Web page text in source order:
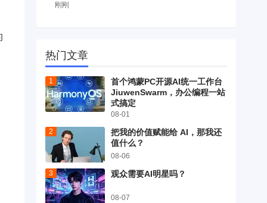
刚刚
热门文章
首个鸿蒙PC开源AI统一工作台
JiuwenSwarm，办公编程一站
式搞定
08-01
把我的价值赋能给 AI，那我还
值什么？
08-06
观众需要AI明星吗？
08-07